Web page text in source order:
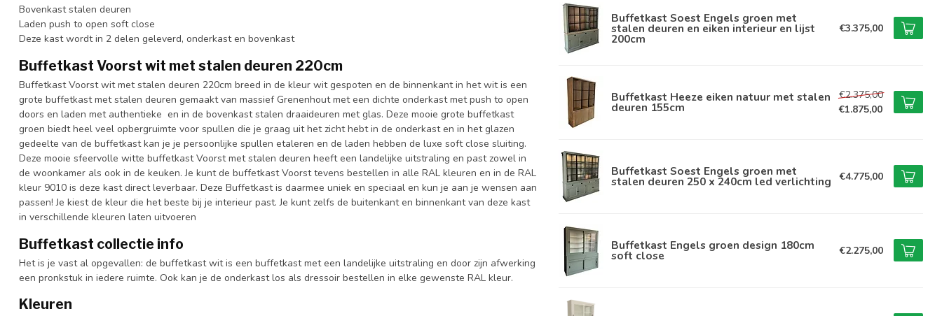
Bovenkast stalen deuren
Laden push to open soft close
Deze kast wordt in 2 delen geleverd, onderkast en bovenkast
Buffetkast Voorst wit met stalen deuren 220cm
Buffetkast Voorst wit met stalen deuren 220cm breed in de kleur wit gespoten en de binnenkant in het wit is een
grote buffetkast met stalen deuren gemaakt van massief Grenenhout met een dichte onderkast met push to open
doors en laden met authentieke en in de bovenkast stalen draaideuren met glas. Deze mooie grote buffetkast
groen biedt heel veel opbergruimte voor spullen die je graag uit het zicht hebt in de onderkast en in het glazen
gedeelte van de buffetkast kan je je persoonlijke spullen etaleren en de laden hebben de luxe soft close sluiting.
Deze mooie sfeervolle witte buffetkast Voorst met stalen deuren heeft een landelijke uitstraling en past zowel in
de woonkamer als ook in de keuken. Je kunt de buffetkast Voorst tevens bestellen in alle RAL kleuren en in de RAL
kleur 9010 is deze kast direct leverbaar. Deze Buffetkast is daarmee uniek en speciaal en kun je aan je wensen aan
passen! Je kiest de kleur die het beste bij je interieur past. Je kunt zelfs de buitenkant en binnenkant van deze kast
in verschillende kleuren laten uitvoeren
Buffetkast collectie info
Het is je vast al opgevallen: de buffetkast wit is een buffetkast met een landelijke uitstraling en door zijn afwerking
een pronkstuk in iedere ruimte. Ook kan je de onderkast los als dressoir bestellen in elke gewenste RAL kleur.
Kleuren
Buffetkast Soest Engels groen met
stalen deuren en eiken interieur en lijst
200cm
€3.375,00
Buffetkast Heeze eiken natuur met stalen
deuren 155cm
€2.375,00
€1.875,00
Buffetkast Soest Engels groen met
stalen deuren 250 x 240cm led verlichting €4.775,00
Buffetkast Engels groen design 180cm
soft close €2.275,00